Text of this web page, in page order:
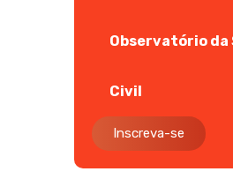
Observatório da
Civil
Inscreva-se